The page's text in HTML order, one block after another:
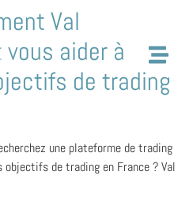
Val
aider à
de trading
une plateforme de trading
de trading en France ? Val